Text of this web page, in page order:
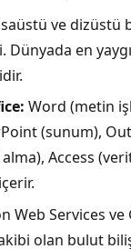
ve dizüstü
Dünyada en
Word (metin
(sunum),
Access
Web Services
olan bulut